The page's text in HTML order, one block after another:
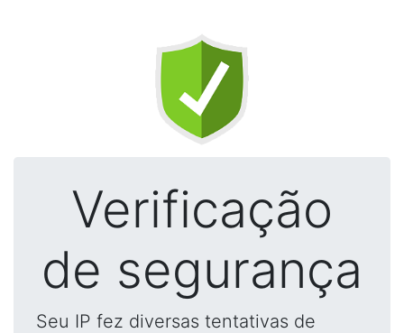
Verificação
de segurança
Seu IP fez diversas tentativas de